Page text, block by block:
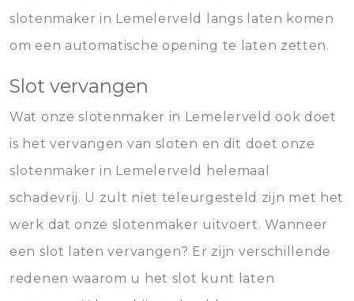
slotenmaker in Lemelerveld langs laten komen
om een automatische opening te laten zetten.
Slot vervangen
Wat onze slotenmaker in Lemelerveld ook doet
is het vervangen van sloten en dit doet onze
slotenmaker in Lemelerveld helemaal
schadevrij. U zult niet teleurgesteld zijn met het
werk dat onze slotenmaker uitvoert. Wanneer
een slot laten vervangen? Er zijn verschillende
redenen waarom u het slot kunt laten